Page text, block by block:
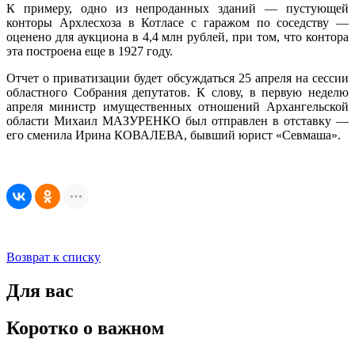
К примеру, одно из непроданных зданий — пустующей
конторы Архлесхоза в Котласе с гаражом по соседству —
оценено для аукциона в 4,4 млн рублей, при том, что контора
эта построена еще в 1927 году.
Отчет о приватизации будет обсуждаться 25 апреля на сессии
областного Собрания депутатов. К слову, в первую неделю
апреля министр имущественных отношений Архангельской
области Михаил МАЗУРЕНКО был отправлен в отставку —
его сменила Ирина КОВАЛЕВА, бывший юрист «Севмаша».
Возврат к списку
Для вас
Коротко о важном